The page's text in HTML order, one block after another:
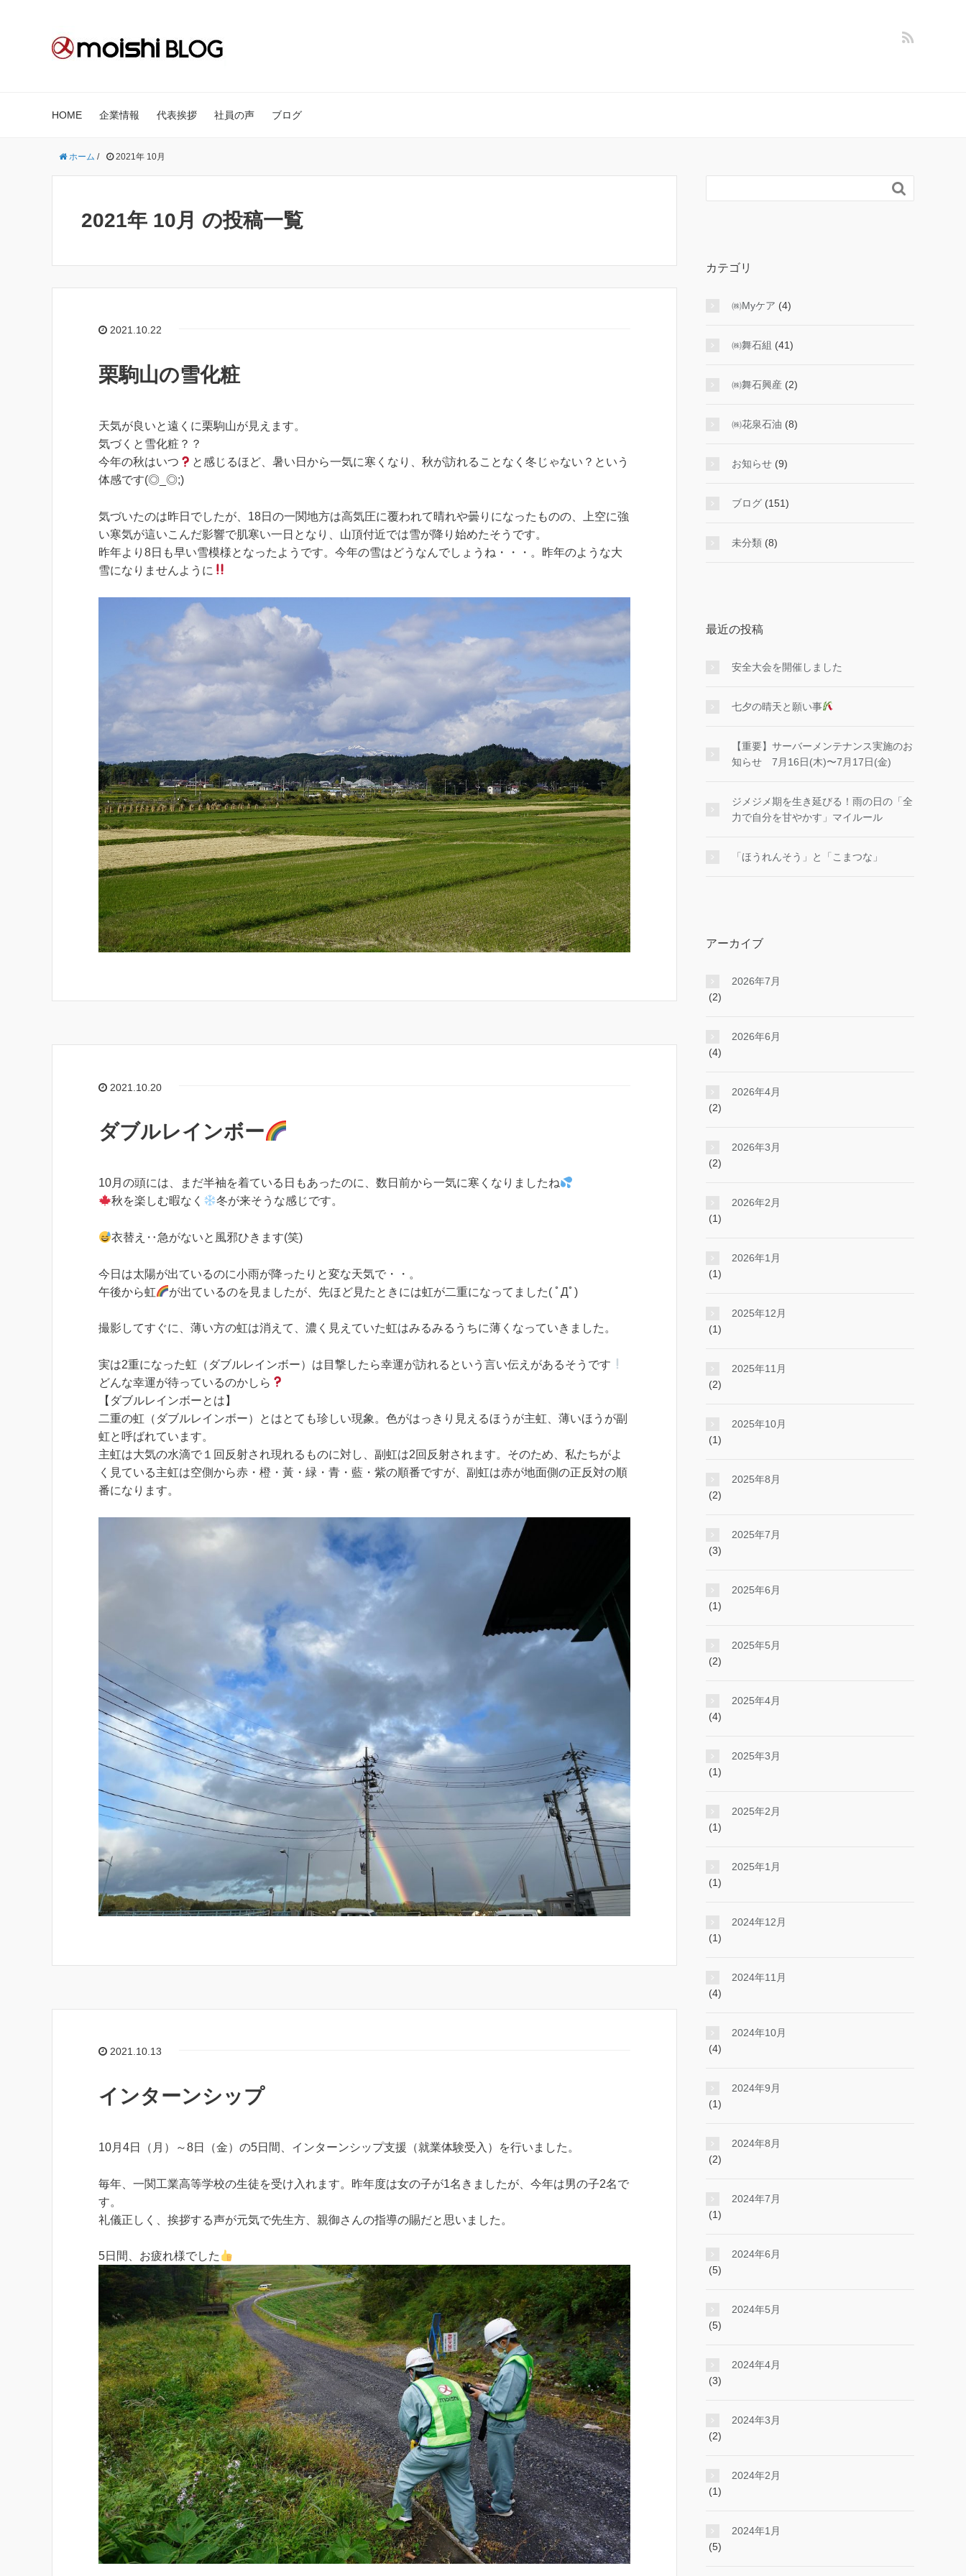
HOME 企業情報 代表挨拶 社員の声 ブログ
ホーム / 2021年 10月
2021年 10月 の投稿一覧
2021.10.22
栗駒山の雪化粧
天気が良いと遠くに栗駒山が見えます。
気づくと雪化粧？？
今年の秋はいつ
と感じるほど、暑い日から一気に寒くなり、秋が訪れることなく冬じゃない？という
体感です(◎_◎;)
気づいたのは昨日でしたが、18日の一関地方は高気圧に覆われて晴れや曇りになったものの、上空に強
い寒気が這いこんだ影響で肌寒い一日となり、山頂付近では雪が降り始めたそうです。
昨年より8日も早い雪模様となったようです。今年の雪はどうなんでしょうね・・・。昨年のような大
雪になりませんように
2021.10.20
ダブルレインボー
10月の頭には、まだ半袖を着ている日もあったのに、数日前から一気に寒くなりましたね
秋を楽しむ暇なく
冬が来そうな感じです。
衣替え‥急がないと風邪ひきます(笑)
今日は太陽が出ているのに小雨が降ったりと変な天気で・・。
午後から虹
が出ているのを見ましたが、先ほど見たときには虹が二重になってました( ﾟДﾟ)
撮影してすぐに、薄い方の虹は消えて、濃く見えていた虹はみるみるうちに薄くなっていきました。
実は2重になった虹（ダブルレインボー）は目撃したら幸運が訪れるという言い伝えがあるそうです
どんな幸運が待っているのかしら
【ダブルレインボーとは】
二重の虹（ダブルレインボー）とはとても珍しい現象。色がはっきり見えるほうが主虹、薄いほうが副
虹と呼ばれています。
主虹は大気の水滴で１回反射され現れるものに対し、副虹は2回反射されます。そのため、私たちがよ
く見ている主虹は空側から赤・橙・黃・緑・青・藍・紫の順番ですが、副虹は赤が地面側の正反対の順
番になります。
2021.10.13
インターンシップ
10月4日（月）～8日（金）の5日間、インターンシップ支援（就業体験受入）を行いました。
毎年、一関工業高等学校の生徒を受け入れます。昨年度は女の子が1名きましたが、今年は男の子2名で
す。
礼儀正しく、挨拶する声が元気で先生方、親御さんの指導の賜だと思いました。
5日間、お疲れ様でした

カテゴリ
㈱Myケア (4)
㈱舞石組 (41)
㈱舞石興産 (2)
㈱花泉石油 (8)
お知らせ (9)
ブログ (151)
未分類 (8)
最近の投稿
安全大会を開催しました
七夕の晴天と願い事
【重要】サーバーメンテナンス実施のお
知らせ 7月16日(木)〜7月17日(金)
ジメジメ期を生き延びる！雨の日の「全
力で自分を甘やかす」マイルール
「ほうれんそう」と「こまつな」
アーカイブ
2026年7月
(2)
2026年6月
(4)
2026年4月
(2)
2026年3月
(2)
2026年2月
(1)
2026年1月
(1)
2025年12月
(1)
2025年11月
(2)
2025年10月
(1)
2025年8月
(2)
2025年7月
(3)
2025年6月
(1)
2025年5月
(2)
2025年4月
(4)
2025年3月
(1)
2025年2月
(1)
2025年1月
(1)
2024年12月
(1)
2024年11月
(4)
2024年10月
(4)
2024年9月
(1)
2024年8月
(2)
2024年7月
(1)
2024年6月
(5)
2024年5月
(5)
2024年4月
(3)
2024年3月
(2)
2024年2月
(1)
2024年1月
(5)